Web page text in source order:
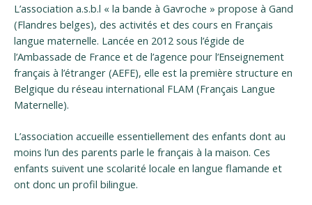
L’association a.s.b.l « la bande à Gavroche » propose à Gand
(Flandres belges), des activités et des cours en Français
langue maternelle. Lancée en 2012 sous l’égide de
l’Ambassade de France et de l’agence pour l’Enseignement
français à l’étranger (AEFE), elle est la première structure en
Belgique du réseau international FLAM (Français Langue
Maternelle).
L’association accueille essentiellement des enfants dont au
moins l’un des parents parle le français à la maison. Ces
enfants suivent une scolarité locale en langue flamande et
ont donc un profil bilingue.